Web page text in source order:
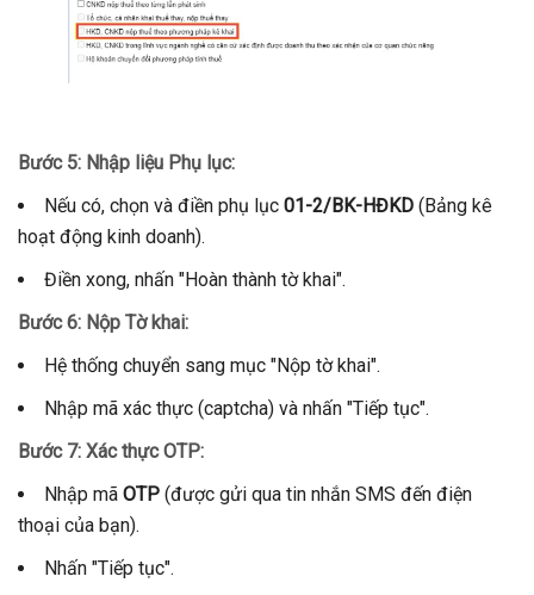
Bước 5: Nhập liệu Phụ lục:
Nếu có, chọn và điền phụ lục 01-2/BK-HĐKD (Bảng kê
hoạt động kinh doanh).
Điền xong, nhấn "Hoàn thành tờ khai".
Bước 6: Nộp Tờ khai:
Hệ thống chuyển sang mục "Nộp tờ khai".
Nhập mã xác thực (captcha) và nhấn "Tiếp tục".
Bước 7: Xác thực OTP:
Nhập mã OTP (được gửi qua tin nhắn SMS đến điện
thoại của bạn).
Nhấn "Tiếp tục".